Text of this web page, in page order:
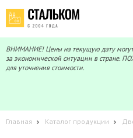
ВНИМАНИЕ! Цены на текущую дату могут
за экономической ситуации в стране.
для уточнения стоимости.
Главная Каталог продукции
Telegram
Max